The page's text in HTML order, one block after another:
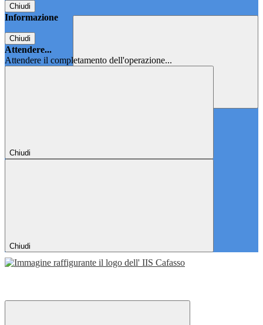
Chiudi
Informazione
Chiudi
Attendere...
Attendere il completamento dell'operazione...
Chiudi
Chiudi